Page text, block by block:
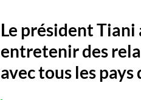
Le président Tiani
entretenir des
avec tous les